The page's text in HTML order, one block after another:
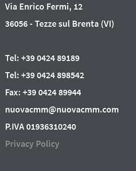
Via Enrico Fermi, 12
36056 - Tezze sul Brenta (VI)
Tel: +39 0424 89189
Tel: +39 0424 898542
Fax: +39 0424 89944
nuovacmm@nuovacmm.com
P.IVA 01936310240
Privacy Policy